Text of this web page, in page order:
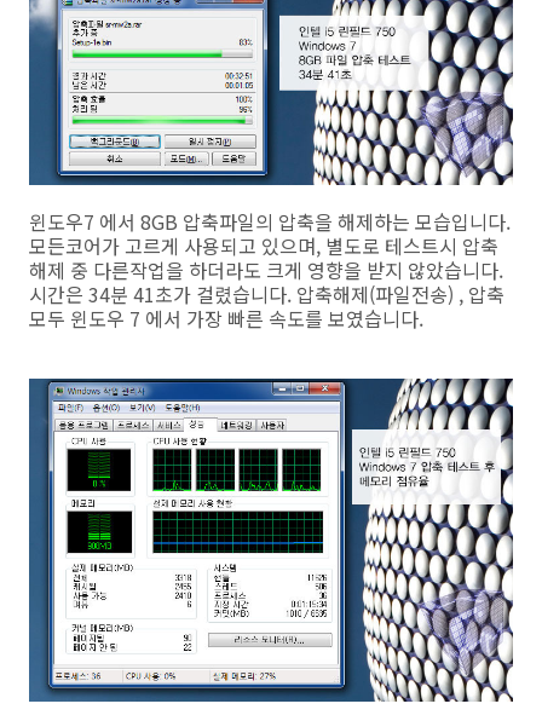
윈도우7 에서 8GB 압축파일의 압축을 해제하는 모습입니다.
모든코어가 고르게 사용되고 있으며, 별도로 테스트시 압축
해제 중 다른작업을 하더라도 크게 영향을 받지 않았습니다.
시간은 34분 41초가 걸렸습니다. 압축해제(파일전송) , 압축
모두 윈도우 7 에서 가장 빠른 속도를 보였습니다.